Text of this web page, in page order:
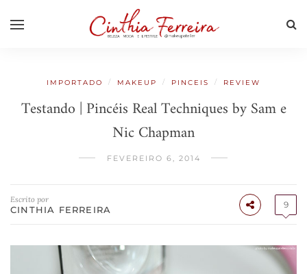
IMPORTADO / MAKEUP / PINCEIS / REVIEW
Testando | Pincéis Real Techniques by Sam e
Nic Chapman
FEVEREIRO 6, 2014
Escrito por
CINTHIA FERREIRA 9